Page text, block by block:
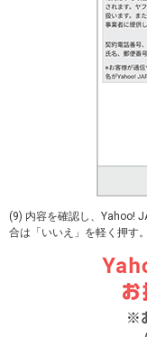
(9) 内容を確認し、Yahoo!
合は「いいえ」を軽く押す。